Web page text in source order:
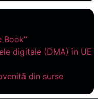
Book”
digitale (DMA) în UE
din surse